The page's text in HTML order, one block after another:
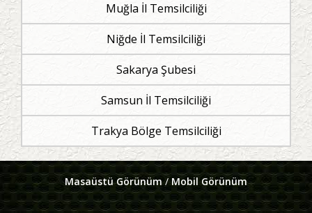
Muğla İl Temsilciliği
Niğde İl Temsilciliği
Sakarya Şubesi
Samsun İl Temsilciliği
Trakya Bölge Temsilciliği
Masaüstü Görünüm/ Mobil Görünüm